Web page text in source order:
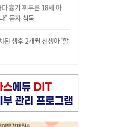
흉기 휘두른 18세 아
" 묻자 침묵
된 생후 2개월 신생아 '할